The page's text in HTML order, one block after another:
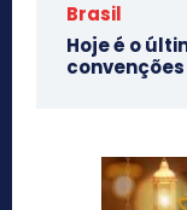
Brasil
Hoje é o